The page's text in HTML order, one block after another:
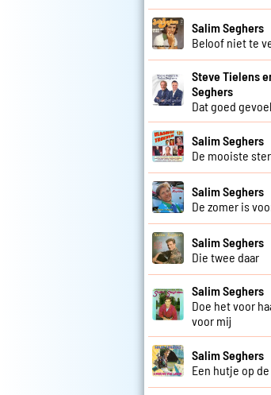
Salim Seghers
Beloof niet te
Steve Tielens
Seghers
Dat goed gevoel
Salim Seghers
De mooiste ster
Salim Seghers
De zomer is
Salim Seghers
Die twee daar
Salim Seghers
Doe het voor
voor mij
Salim Seghers
Een hutje op